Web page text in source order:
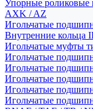
Упорные роликовые
AXK / AZ
Игольчатые
Внутренние кольца
Игольчатые муфты
Игольчатые
Игольчатые
Игольчатые
Игольчатые
Игольчатые